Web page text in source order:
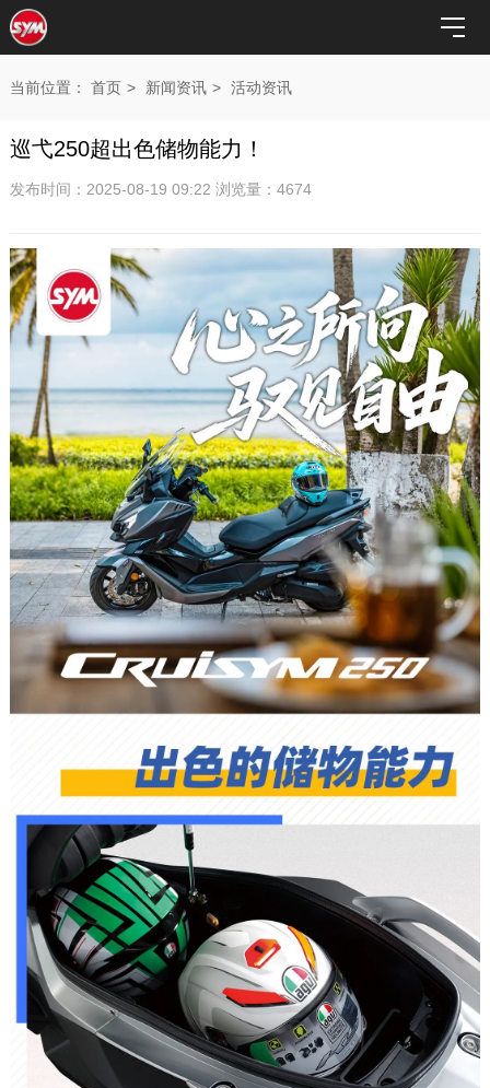
当前位置： 首页 > 新闻资讯 > 活动资讯
巡弋250超出色储物能力！
发布时间：2025-08-19 09:22 浏览量：4674